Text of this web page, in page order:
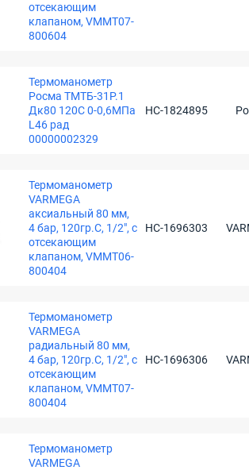
отсекающим
клапаном, VMMT07-
800604
Термоманометр
Росма ТМТБ-31Р.1
Дк80 120С 0-0,6МПа
L46 рад
00000002329
НС-1824895
Термоманометр
VARMEGA
аксиальный 80 мм,
4 бар, 120гр.С, 1/2", с
отсекающим
клапаном, VMMT06-
800404
НС-1696303
Термоманометр
VARMEGA
радиальный 80 мм,
4 бар, 120гр.С, 1/2", с
отсекающим
клапаном, VMMT07-
800404
НС-1696306
Термоманометр
VARMEGA